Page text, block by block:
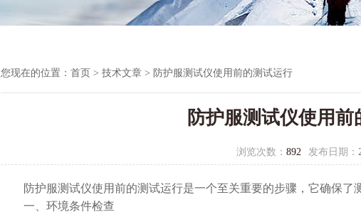
您现在的位置： 首页 > 技术文章 > 防护服测试仪使用前的测试运行
防护服测试仪使用前
浏览次数： 892 发布日期：
防护服测试仪使用前的测试运行是一个至关重要的步骤，它确保了
一、环境条件检查